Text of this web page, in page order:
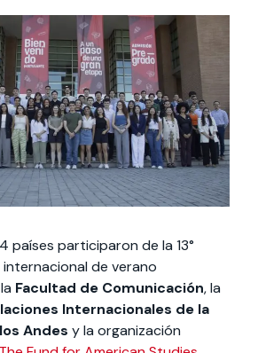
y
International
students
Facultades
Filantropía y Donaciones
el campus
Uandes
Noticias
estudiantiles
países participaron de la 13°
de verano
Facultad de Comunicación, la
Internacionales de la
Andes y la organización